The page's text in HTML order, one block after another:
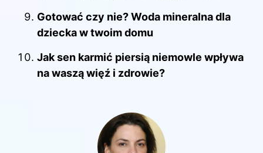
Gotować czy nie? Woda mineralna dla
dziecka w twoim domu
Jak sen karmić piersią niemowle wpływa
na waszą więź i zdrowie?